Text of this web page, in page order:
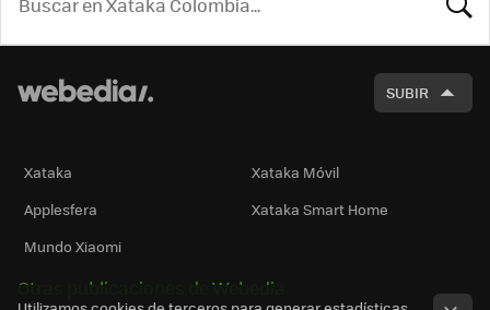
SUBIR
Xataka
Xataka Móvil
Applesfera
Xataka Smart Home
Mundo Xiaomi
Otras publicaciones de Webedia